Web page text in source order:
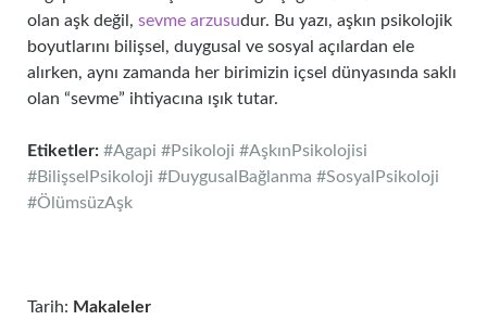
olan aşk değil, sevme arzusudur. Bu yazı, aşkın psikolojik
boyutlarını bilişsel, duygusal ve sosyal açılardan ele
alırken, aynı zamanda her birimizin içsel dünyasında saklı
olan “sevme” ihtiyacına ışık tutar.
Etiketler: #Agapi #Psikoloji #AşkınPsikolojisi
#BilişselPsikoloji #DuygusalBağlanma #SosyalPsikoloji
#ÖlümsüzAşk
Tarih: Makaleler